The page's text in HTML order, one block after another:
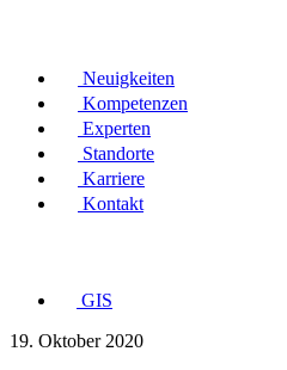
Neuigkeiten
Kompetenzen
Experten
Standorte
Karriere
Kontakt
GIS
19. Oktober 2020